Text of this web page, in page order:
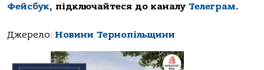
Фейсбук, підключайтеся до каналу Телеграм.
Джерело: Новини Тернопільщини